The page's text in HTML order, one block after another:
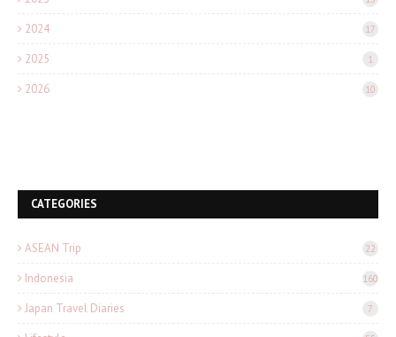
2024 17
2025 1
2026 10
CATEGORIES
ASEAN Trip 22
Indonesia 160
Japan Travel Diaries 7